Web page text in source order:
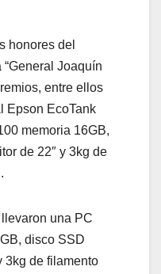
honores del
Joaquín
entre ellos
Epson EcoTank
memoria 16GB,
de 22″ y 3kg de
una PC
disco SSD
3kg de filamento